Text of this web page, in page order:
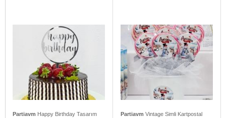
Partiavm Happy Birthday Tasarım
Partiavm Vintage Simli Kartpostal